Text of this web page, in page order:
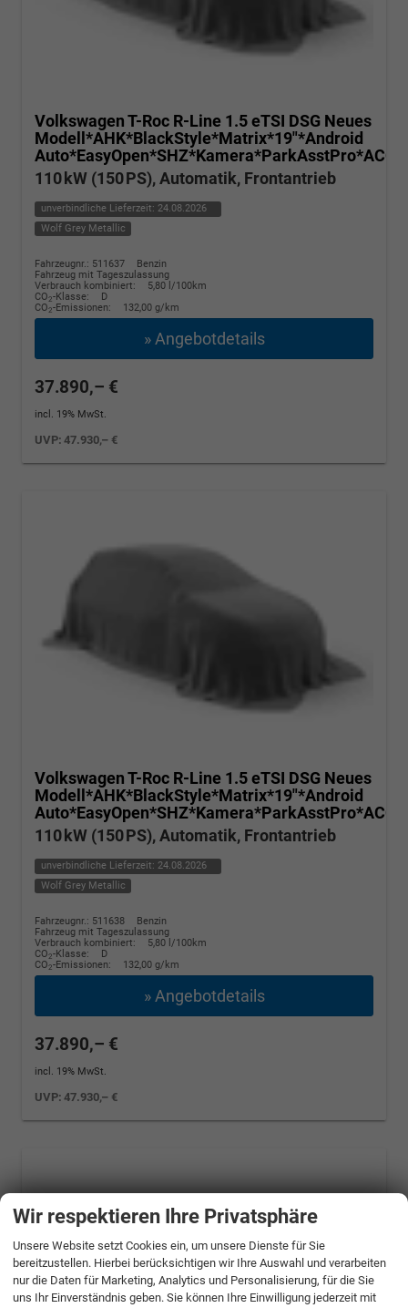
Volkswagen T-Roc R-Line 1.5 eTSI DSG Neues
Modell*AHK*BlackStyle*Matrix*19"*Android
110 kW (150 PS), Automatik, Frontantrieb
unverbindliche Lieferzeit: 24.08.2026
Wolf Grey Metallic
Fahrzeugnr.: 511637
Benzin
Fahrzeug mit Tageszulassung
Verbrauch kombiniert:
5,80 l/100km
CO2-Klasse:
D
CO2-Emissionen: 132,00 g/km
» Angebotdetails
37.890,– €
incl. 19% MwSt.
UVP:47.930,– €
Volkswagen T-Roc R-Line 1.5 eTSI DSG Neues
Modell*AHK*BlackStyle*Matrix*19"*Android
110 kW (150 PS), Automatik, Frontantrieb
unverbindliche Lieferzeit: 24.08.2026
Wolf Grey Metallic
Fahrzeugnr.: 511638
Benzin
Fahrzeug mit Tageszulassung
Verbrauch kombiniert:
5,80 l/100km
CO2-Klasse:
D
CO2-Emissionen: 132,00 g/km
» Angebotdetails
37.890,– €
incl. 19% MwSt.
UVP:47.930,– €
Wir respektieren Ihre Privatsphäre
Unsere Website setzt Cookies ein, um unsere Dienste für Sie
bereitzustellen. Hierbei berücksichtigen wir Ihre Auswahl und verarbeiten
nur die Daten für Marketing, Analytics und Personalisierung, für die Sie
uns Ihr Einverständnis geben. Sie können Ihre Einwilligung jederzeit mit